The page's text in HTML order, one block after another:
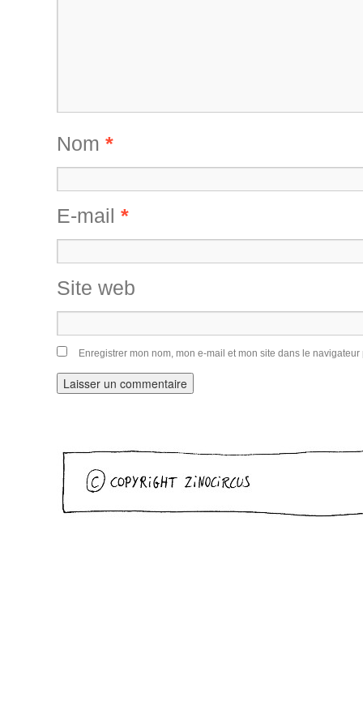
Nom *
E-mail *
Site web
Enregistrer mon nom, mon e-mail et mon site dans le